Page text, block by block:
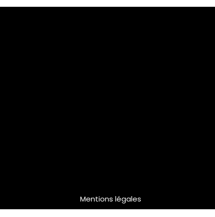
Mentions légales